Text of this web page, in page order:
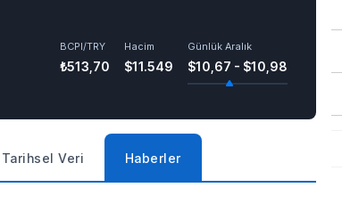
BCPI/TRY
₺513,70
Hacim
$11.549
Günlük Aralık
$10,67 - $10,98
Tarihsel Veri Haberler